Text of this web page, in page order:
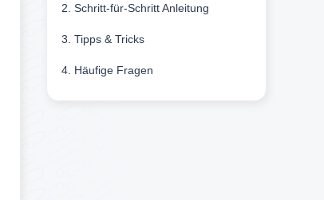
2. Schritt-für-Schritt Anleitung
3. Tipps & Tricks
4. Häufige Fragen